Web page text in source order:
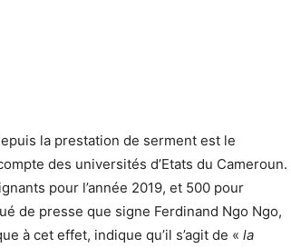
la prestation de serment est le
des universités d’Etats du Cameroun.
pour l’année 2019, et 500 pour
de presse que signe Ferdinand Ngo Ngo,
à cet effet, indique qu’il s’agit de « la